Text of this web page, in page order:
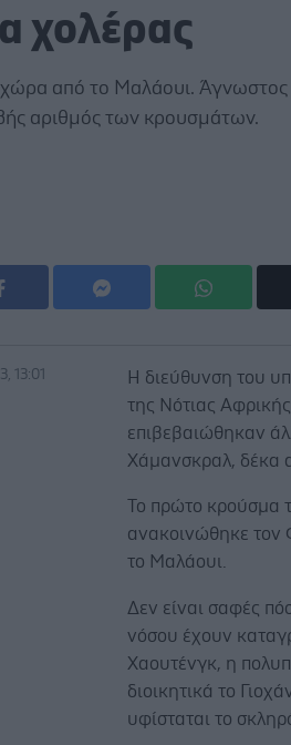
χολέρας
από το Μαλάουι. Άγνωστος
αριθμός των κρουσμάτων.
13:01
Η διεύθυνση του
της Νότιας
επιβεβαιώθηκαν
Χάμανσκραλ, δέκα
Το πρώτο κρούσμα
ανακοινώθηκε τον
το Μαλάουι.
Δεν είναι σαφές
νόσου έχουν
Χαουτένγκ, η
διοικητικά το
υφίσταται το